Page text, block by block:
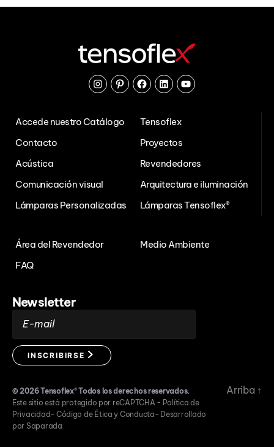
Instagram
PinterestFacebook
LinkedinYoutube
Accede nuestro Catálogo
Tensoflex
Contacto
Proyectos
Acústica
Revendedores
Comunicación visual
Arquitectura e iluminación
Lámparas Personalizadas
Lámparas Tensoflex®
Área del Revendedor
Medio Ambiente
FAQ
Newsletter
E-mail
INSCRIBIRSE
© 2026Tensoflex®Todos los derechos reservados.
Este sitio está protegido por reCAPTCHA - Política de
Privacidad- Código de Ética y Conducta- Desarrollado
por Saparada
Arriba ↑